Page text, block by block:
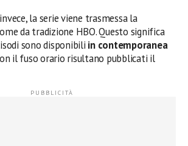
la serie viene trasmessa la
da tradizione HBO. Questo significa
sono disponibili in contemporanea
il fuso orario risultano pubblicati il